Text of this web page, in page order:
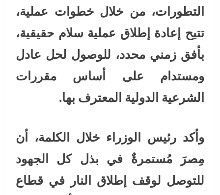
التطورات، من خلال خطوات عملية،
تتيح إعادة إطلاق عملية سلام حقيقية،
بأفق زمني محدد، للوصول لحل عادل
ومستدام على أساس مقررات
الشرعية الدولية المعترف بها.
وأكد رئيس الوزراء خلال الكلمة، أن
مِصرَ مُستمرةٌ في بذل كل الجهود
للتوصل لوقف إطلاق النار في قطاع